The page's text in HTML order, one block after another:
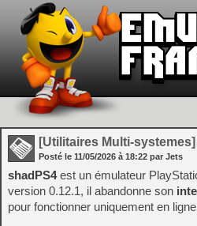
[Utilitaires Multi-systemes]
Posté le 11/05/2026 à 18:22 par Jets
shadPS4est un émulateur
version 0.12.1, il abandonne son
pour fonctionner uniquement en